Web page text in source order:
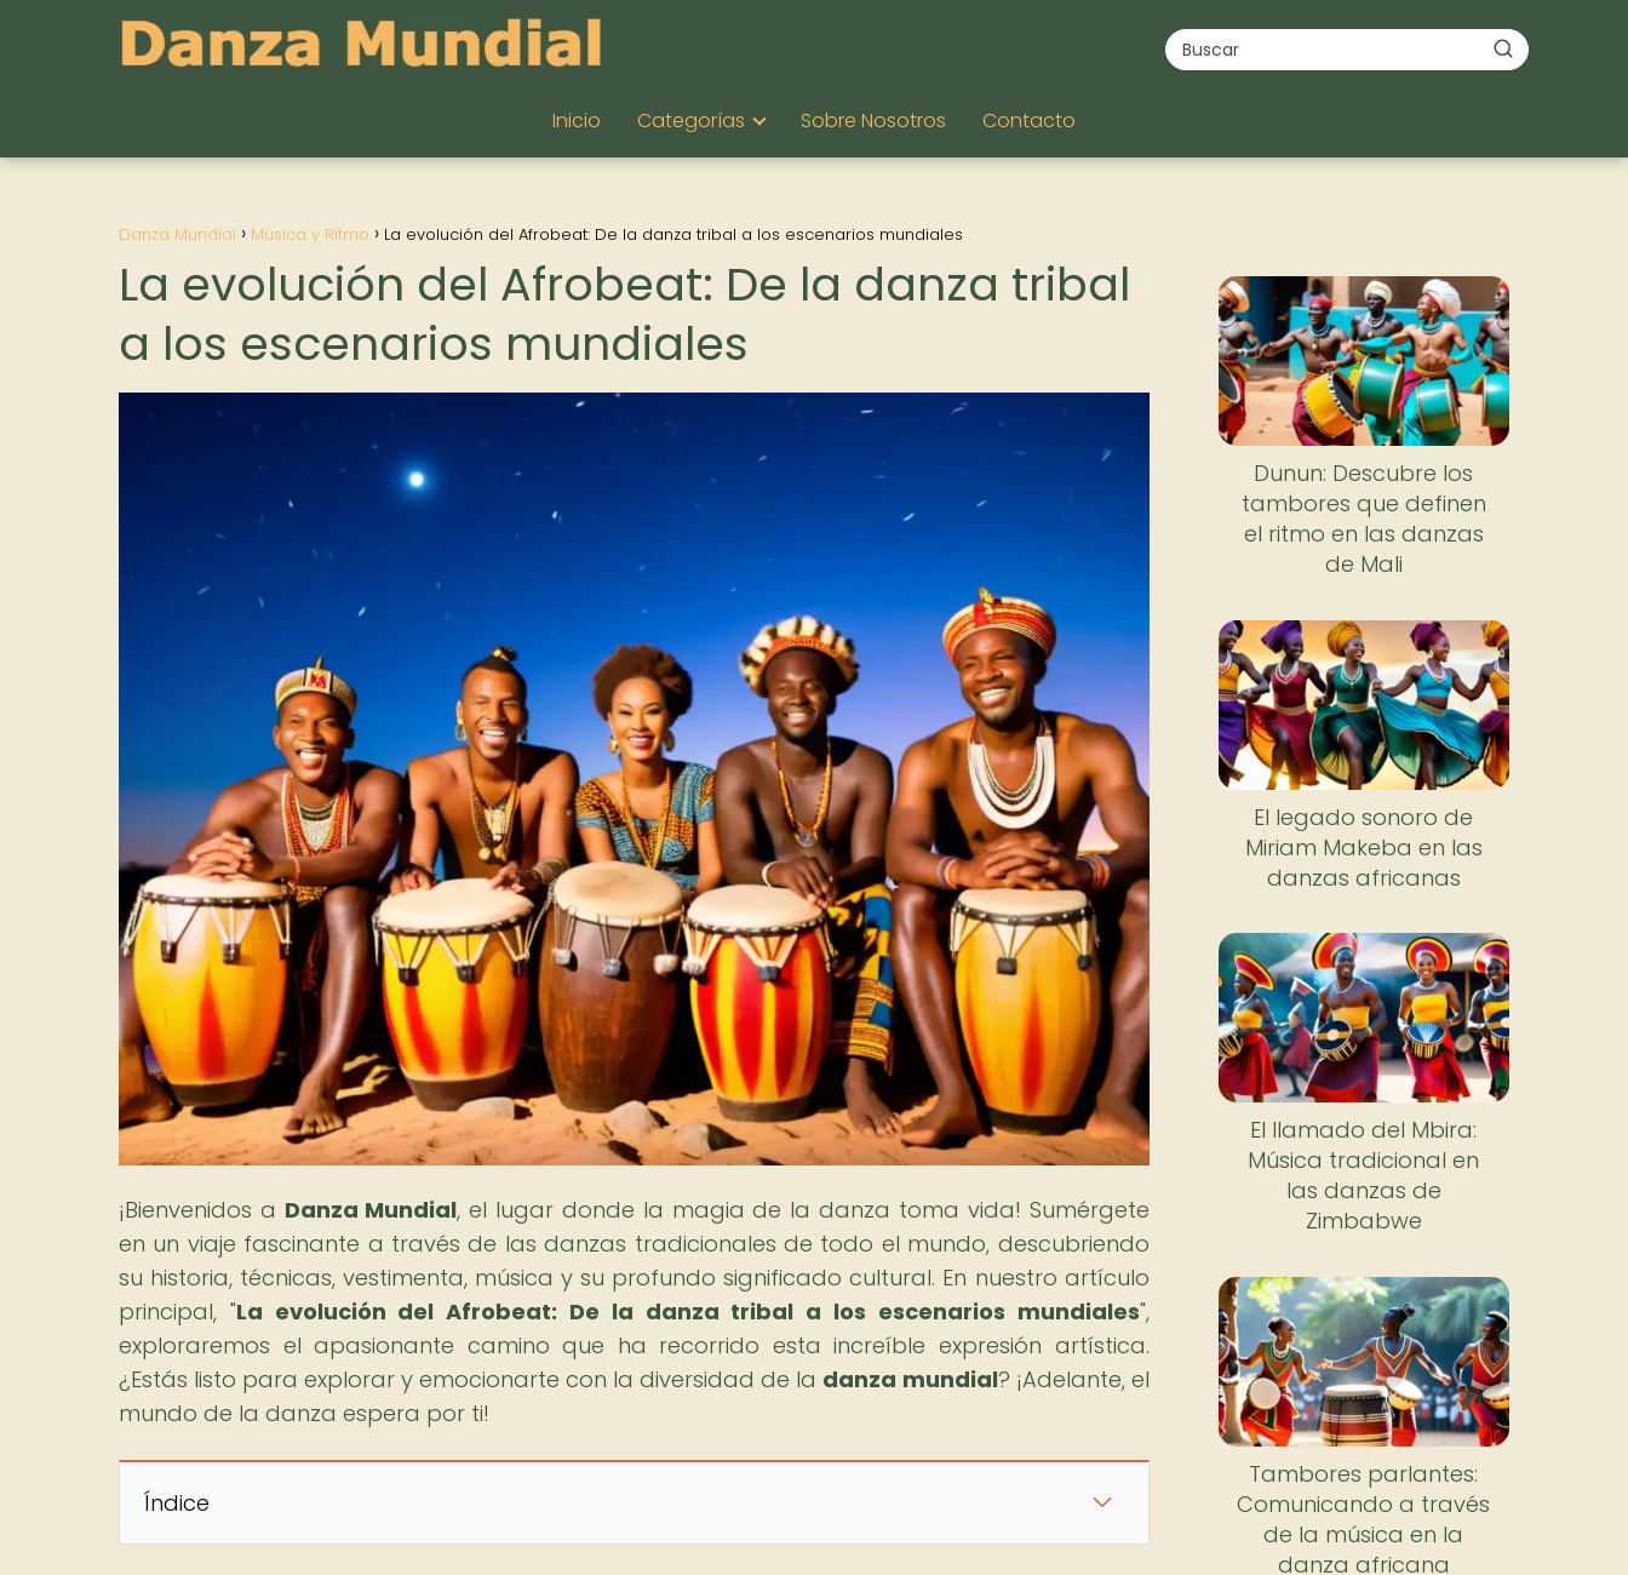
Inicio Categorías Sobre Nosotros Contacto
Danza Mundial Música y Ritmo La evolución del Afrobeat: De la danza tribal a los escenarios mundiales
La evolución del Afrobeat: De la danza tribal
a los escenarios mundiales
¡Bienvenidos a Danza Mundial, el lugar donde la magia de la danza toma vida! Sumérgete
en un viaje fascinante a través de las danzas tradicionales de todo el mundo, descubriendo
su historia, técnicas, vestimenta, música y su profundo significado cultural. En nuestro artículo
principal, "La evolución del Afrobeat: De la danza tribal a los escenarios mundiales",
exploraremos el apasionante camino que ha recorrido esta increíble expresión artística.
¿Estás listo para explorar y emocionarte con la diversidad de la danza mundial? ¡Adelante, el
mundo de la danza espera por ti!
Índice
Dunun: Descubre los
tambores que definen
el ritmo en las danzas
de Mali
El legado sonoro de
Miriam Makeba en las
danzas africanas
El llamado del Mbira:
Música tradicional en
las danzas de
Zimbabwe
Tambores parlantes:
Comunicando a través
de la música en la
danza africana